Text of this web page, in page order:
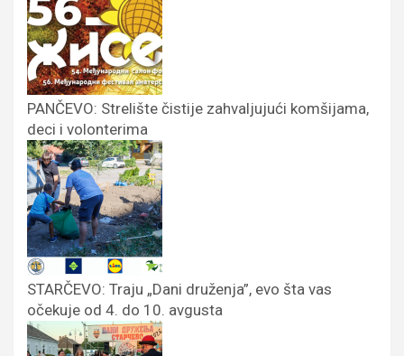
PANČEVO: Strelište čistije zahvaljujući komšijama,
deci i volonterima
STARČEVO: Traju „Dani druženja”, evo šta vas
očekuje od 4. do 10. avgusta